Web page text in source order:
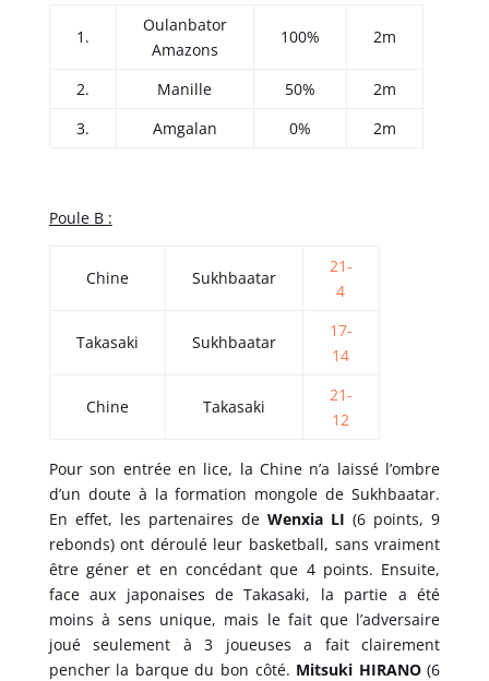
1.
Oulanbator
Amazons
100% 2m
2. Manille 50%
2m
3.
Amgalan 0% 2m
Poule B :
Chine Sukhbaatar
21-
4
Takasaki Sukhbaatar
17-
14
Chine Takasaki
21-
12
Pour son entrée en lice, la Chine n’a laissé l’ombre
d’un doute à la formation mongole de Sukhbaatar.
En effet, les partenaires deWenxia LI (6 points, 9
rebonds) ont déroulé leur basketball, sans vraiment
être géner et en concédant que 4 points. Ensuite,
face aux japonaises de Takasaki, la partie a été
moins à sens unique, mais le fait que l’adversaire
joué seulement à 3 joueuses a fait clairement
pencher la barque du bon côté. Mitsuki HIRANO(6